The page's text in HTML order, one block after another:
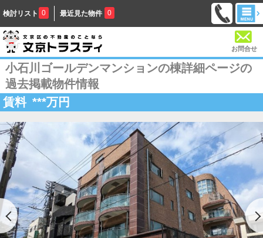
検討リスト 0 最近見た物件 0
お問合せ
小石川ゴールデンマンションの棟詳細ページの
過去掲載物件情報
賃料 ***万円